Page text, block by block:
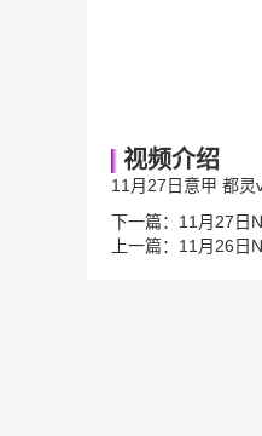
视频介绍
11月27日意甲 都
下一篇： 11月27日
上一篇： 11月26日